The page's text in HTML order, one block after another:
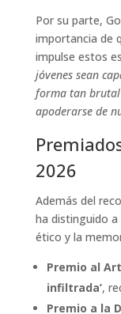
Por su parte,
importancia de
impulse estos
jóvenes sean
forma tan brutal
apoderarse de
2026
Además del
ha distinguido
ético y la
Premio al
infiltrada’,
Premio a la